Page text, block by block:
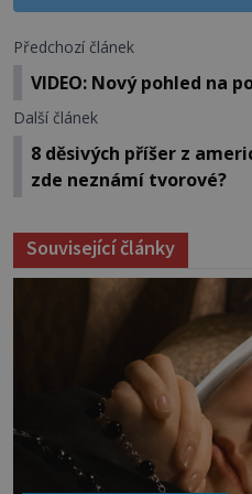
Předchozí článek
VIDEO: Nový pohled na
Další článek
8 děsivých příšer z
zde neznámí tvorové?
Související články